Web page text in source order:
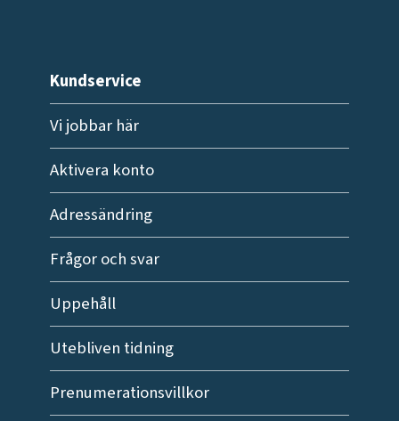
Kundservice
Vi jobbar här
Aktivera konto
Adressändring
Frågor och svar
Uppehåll
Utebliven tidning
Prenumerationsvillkor